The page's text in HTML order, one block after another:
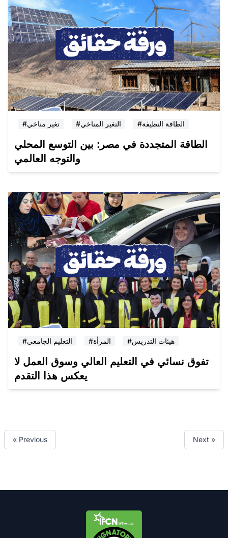
#تغير مناخي #التغير المناخي #الطاقة النظيفة
الطاقة المتجددة في مصر: بين التوسع المحلي
والتوجه العالمي
#التعليم الجامعي #المرأة #هيئات التدريس
تفوق نسائي في التعليم العالي وسوق العمل لا
يعكس هذا التقدم
« Previous Next »